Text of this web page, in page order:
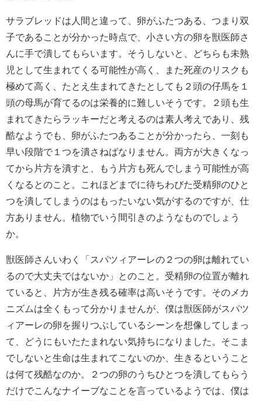
サラブレッドは人間と違って、卵がふたつある、つまり双
子であることが分かった時点で、小さい方の卵を獣医師さ
んに手で潰してもらいます。そうしないと、どちらも未熟
児として生まれてくる可能性が高く、また死産のリスクも
極めて高く、たとえ生まれてきたとしても２頭の仔馬を１
頭の母馬が育てるのは栄養的に難しいそうです。２頭も生
まれてきたらラッキーだと考えるのは素人考えであり、残
酷なようでも、卵がふたつあることが分かったら、一刻も
早い段階で１つを潰さねばなりません。両方が大きくなっ
てから片方を潰すと、もう片方も死んでしまう可能性が高
くなるとのこと。これほどまでに待ちわびた受精卵のひと
つを潰してしまうのはもったいない気がするのですが、仕
方ありません。植物でいう間引きのようなものでしょう
か。
獣医師さんいわく「スパツィアーレの２つの卵は離れてい
るので大丈夫ではないか」とのこと。受精卵の位置が離れ
ていると、片方が生き残る確率は高いそうです。そのメカ
ニズムは全くもって分かりませんが、僕は獣医師がスパツ
ィアーレの卵を握りつぶしているシーンを想像してしまっ
て、どうにもいたたまれない気持ちになりました。そこま
でしないと生命は生まれてこないのか、生きるということ
は何て残酷なのか。２つの卵のうちひとつを潰してもらう
だけでこんなナイーブなことを言っているようでは、僕は